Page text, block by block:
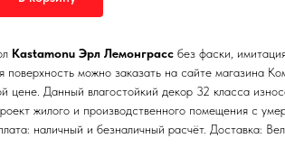
Kastamonu Эрл Лемонграсс без фаски,
поверхность можно заказать на сайте магазина
цене. Данный влагостойкий декор 32 класса
жилого и производственного помещения с
наличный и безналичный расчёт. Доставка: